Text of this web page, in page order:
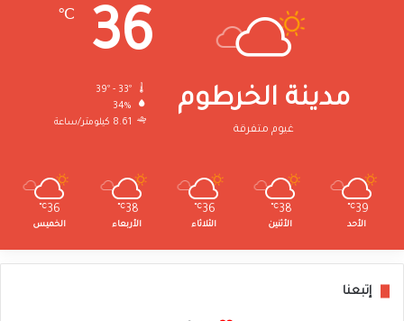
مدينة الخرطوم
غيوم متفرقة
36
℃
34%
8.61 كيلومتر/ساعة
39
℃
الأحد
38
℃
الأثنين
36
℃
الثلاثاء
38
℃
الأربعاء
36
℃
الخميس
إتبعنا